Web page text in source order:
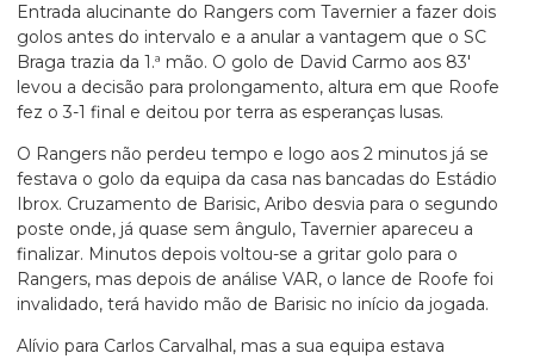
Entrada alucinante do Rangers com Tavernier a fazer dois
golos antes do intervalo e a anular a vantagem que o SC
Braga trazia da 1.ª mão. O golo de David Carmo aos 83′
levou a decisão para prolongamento, altura em que Roofe
fez o 3-1 final e deitou por terra as esperanças lusas.
O Rangers não perdeu tempo e logo aos 2 minutos já se
festava o golo da equipa da casa nas bancadas do Estádio
Ibrox. Cruzamento de Barisic, Aribo desvia para o segundo
poste onde, já quase sem ângulo, Tavernier apareceu a
finalizar. Minutos depois voltou-se a gritar golo para o
Rangers, mas depois de análise VAR, o lance de Roofe foi
invalidado, terá havido mão de Barisic no início da jogada.
Alívio para Carlos Carvalhal, mas a sua equipa estava